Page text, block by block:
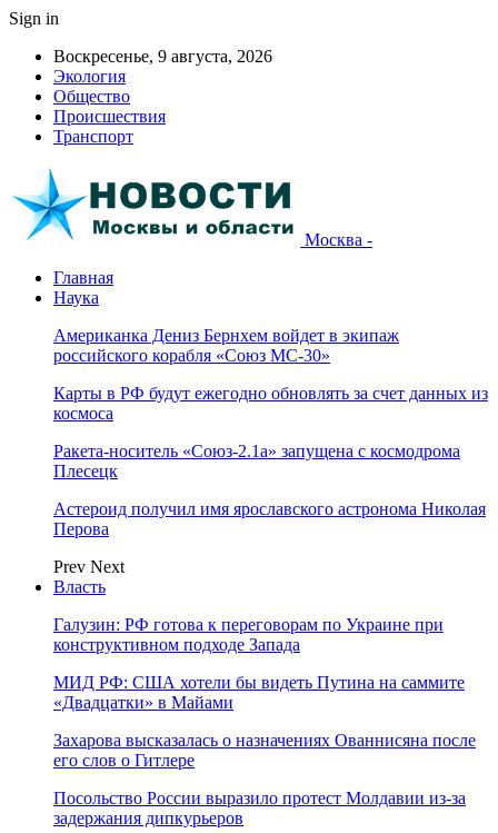
Sign in
Воскресенье, 9 августа, 2026
Экология
Общество
Происшествия
Транспорт
Москва -
Главная
Наука
Американка Дениз Бернхем войдет в экипаж
российского корабля «Союз МС-30»
Карты в РФ будут ежегодно обновлять за счет данных из
космоса
Ракета-носитель «Союз-2.1а» запущена с космодрома
Плесецк
Астероид получил имя ярославского астронома Николая
Перова
Prev Next
Власть
Галузин: РФ готова к переговорам по Украине при
конструктивном подходе Запада
МИД РФ: США хотели бы видеть Путина на саммите
«Двадцатки» в Майами
Захарова высказалась о назначениях Ованнисяна после
его слов о Гитлере
Посольство России выразило протест Молдавии из-за
задержания дипкурьеров